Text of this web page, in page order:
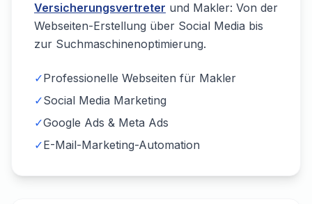
Versicherungsvertreter und Makler: Von der
Webseiten-Erstellung über Social Media bis
zur Suchmaschinenoptimierung.
✓Professionelle Webseiten für Makler
✓Social Media Marketing
✓Google Ads & Meta Ads
✓E-Mail-Marketing-Automation